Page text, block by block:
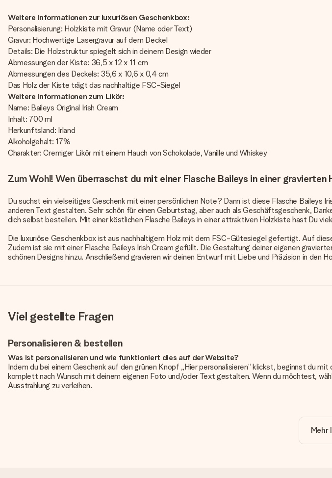
Weitere Informationen zur luxuriösen Geschenkbox:
Personalisierung: Holzkiste mit Gravur (Name oder Text)
Gravur: Hochwertige Lasergravur auf dem Deckel
Details: Die Holzstruktur spiegelt sich in deinem Design wieder
Abmessungen der Kiste: 36,5 x 12 x 11 cm
Abmessungen des Deckels: 35,6 x 10,6 x 0,4 cm
Das Holz der Kiste trägt das nachhaltige FSC-Siegel
Weitere Informationen zum Likör:
Name: Baileys Original Irish Cream
Inhalt: 700 ml
Herkunftsland: Irland
Alkoholgehalt: 17%
Charakter: Cremiger Likör mit einem Hauch von Schokolade, Vanille und Whiskey
Zum Wohl! Wen überraschst du mit einer Flasche Baileys in einer gravierten
Du suchst ein vielseitiges Geschenk mit einer persönlichen Note? Dann ist diese Flasche Baileys
anderen Text gestalten. Sehr schön für einen Geburtstag, aber auch als Geschäftsgeschenk,
dich selbst bestellen. Mit einer köstlichen Flasche Baileys in einer attraktiven Holzkiste hast Du
Die luxuriöse Geschenkbox ist aus nachhaltigem Holz mit dem FSC-Gütesiegel gefertigt. Auf
Zudem ist sie mit einer Flasche Baileys Irish Cream gefüllt. Die Gestaltung deiner eigenen
schönen Designs hinzu. Anschließend gravieren wir deinen Entwurf mit Liebe und Präzision in den
Viel gestellte Fragen
Personalisieren & bestellen
Was ist personalisieren und wie funktioniert dies auf der Website?
Indem du bei einem Geschenk auf den grünen Knopf „Hier personalisieren“ klickst, beginnst du
komplett nach Wunsch mit deinem eigenen Foto und/oder Text gestalten. Wenn du möchtest,
Ausstrahlung zu verleihen.
Wir möchten sicherstellen, dass du mit deinem Geschenk rundum zufrieden bist. Deshalb ist es
Mehr